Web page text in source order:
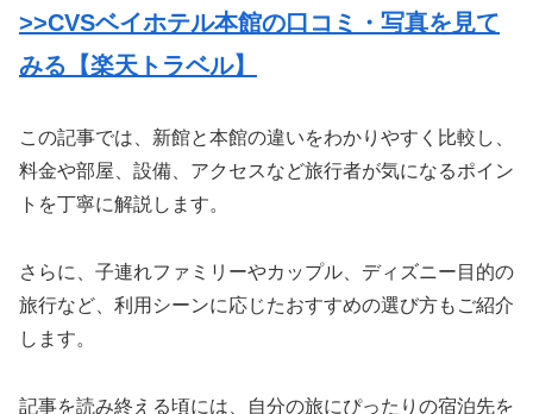
>>CVSベイホテル本館の口コミ・写真を見て
みる【楽天トラベル】
この記事では、新館と本館の違いをわかりやすく比較し、
料金や部屋、設備、アクセスなど旅行者が気になるポイン
トを丁寧に解説します。
さらに、子連れファミリーやカップル、ディズニー目的の
旅行など、利用シーンに応じたおすすめの選び方もご紹介
します。
記事を読み終える頃には、自分の旅にぴったりの宿泊先を